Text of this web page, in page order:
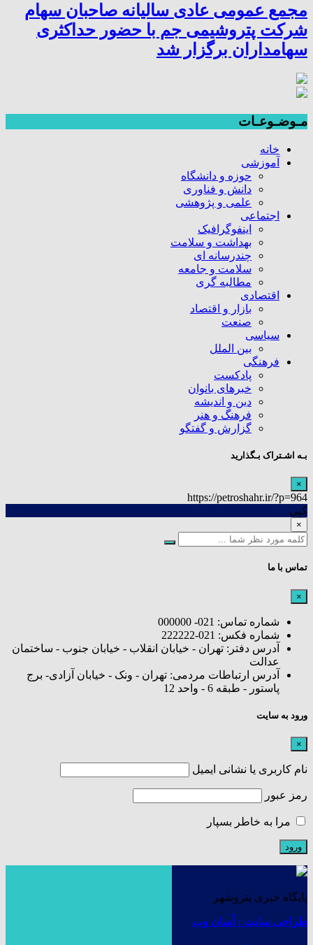
مجمع عمومی عادی سالیانه صاحبان سهام
شرکت پتروشیمی جم با حضور حداکثری
سهامداران برگزار شد
مـوضـوعـات
خانه
آموزشی
حوزه و دانشگاه
دانش و فناوری
علمی و پژوهشی
اجتماعی
اینفوگرافیک
بهداشت و سلامت
چندرسانه ای
سلامت و جامعه
مطالبه گری
اقتصادی
بازار و اقتصاد
صنعت
سیاسی
بین الملل
فرهنگی
پادکست
خبرهای بانوان
دین و اندیشه
فرهنگ و هنر
گزارش و گفتگو
بـه اشـتراک بـگذارید
×
https://petroshahr.ir/?p=964
کپی
×
تماس با ما
×
شماره تماس: 021- 000000
شماره فکس: 021-222222
آدرس دفتر: تهران - خیابان انقلاب - خیابان جنوب - ساختمان
عدالت
آدرس ارتباطات مردمی: تهران - ونک - خیابان آزادی- برج
پاستور - طبقه 6 - واحد 12
ورود به سایت
×
نام کاربری یا نشانی ایمیل
رمز عبور
مرا به خاطر بسپار
پایگاه خبری پتروشهر
طراحی سایت : آسان وب